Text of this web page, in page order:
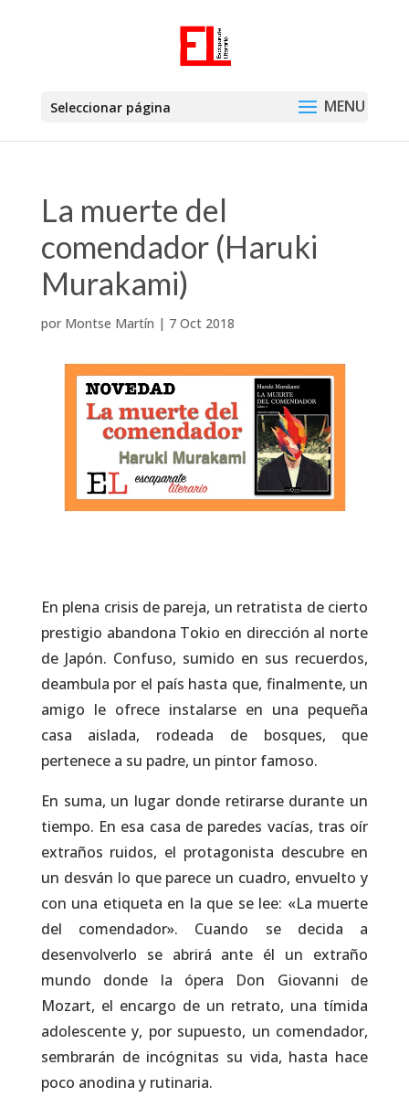
Seleccionar página
La muerte del
comendador (Haruki
Murakami)
por Montse Martín | 7 Oct 2018
En plena crisis de pareja, un retratista de cierto
prestigio abandona Tokio en dirección al norte
de Japón. Confuso, sumido en sus recuerdos,
deambula por el país hasta que, finalmente, un
amigo le ofrece instalarse en una pequeña
casa aislada, rodeada de bosques, que
pertenece a su padre, un pintor famoso.
En suma, un lugar donde retirarse durante un
tiempo. En esa casa de paredes vacías, tras oír
extraños ruidos, el protagonista descubre en
un desván lo que parece un cuadro, envuelto y
con una etiqueta en la que se lee: «La muerte
del comendador». Cuando se decida a
desenvolverlo se abrirá ante él un extraño
mundo donde la ópera Don Giovanni de
Mozart, el encargo de un retrato, una tímida
adolescente y, por supuesto, un comendador,
sembrarán de incógnitas su vida, hasta hace
poco anodina y rutinaria.